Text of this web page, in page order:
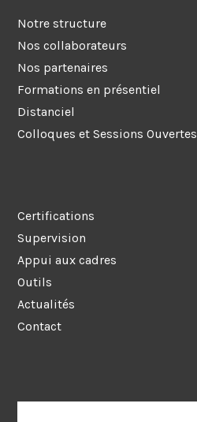
Notre structure
Nos collaborateurs
Nos partenaires
Formations en présentiel
Distanciel
Colloques et Sessions Ouvertes
Certifications
Supervision
Appui aux cadres
Outils
Actualités
Contact